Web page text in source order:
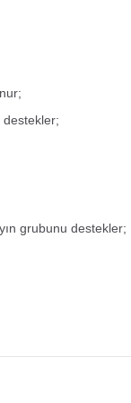
destekler;
grubunu destekler;